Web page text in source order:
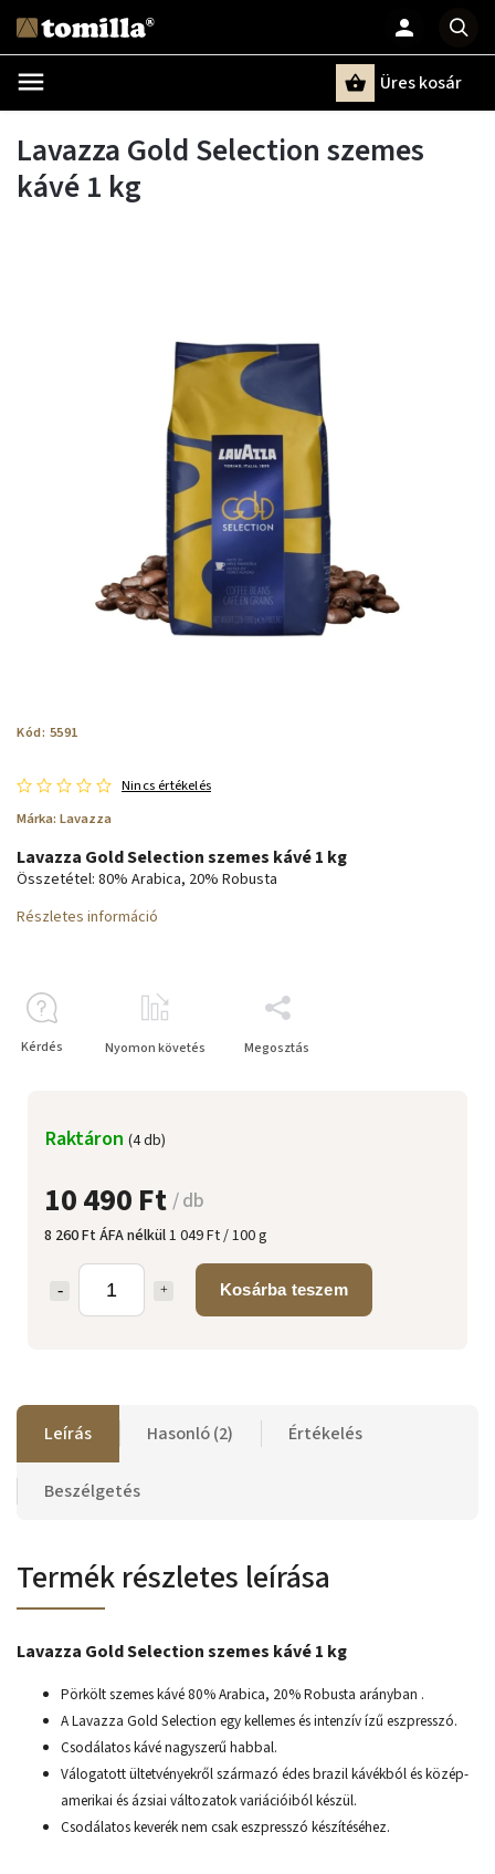
Üres kosár
Lavazza Gold Selection szemes
kávé 1 kg
Kód: 5591
Nincs értékelés
Márka: Lavazza
10 490 Ft / db
8 260 Ft ÁFA nélkül1 049 Ft / 100 g
Kosárba teszem
Raktáron (4 db)
Lavazza Gold Selection szemes kávé 1 kg
Összetétel: 80% Arabica, 20% Robusta
Részletes információ
Kérdés Nyomon követés Megosztás
Leírás Hasonló (2) Értékelés
Beszélgetés
Termék részletes leírása
Lavazza Gold Selection szemes kávé 1 kg
Pörkölt szemes kávé 80% Arabica, 20% Robusta arányban .
A Lavazza Gold Selection egy kellemes és intenzív ízű eszpresszó.
Csodálatos kávé nagyszerű habbal.
Válogatott ültetvényekről származó édes brazil kávékból és közép-
amerikai és ázsiai változatok variációiból készül.
Csodálatos keverék nem csak eszpresszó készítéséhez.